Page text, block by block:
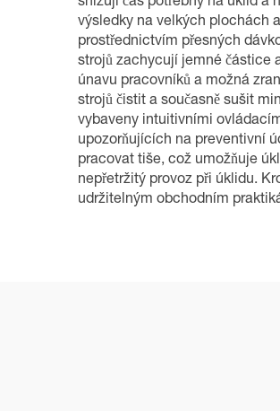
výsledky na velkých plochách
prostřednictvím přesných
strojů zachycují jemné částice
únavu pracovníků a možná
strojů čistit a současně sušit
vybaveny intuitivními
upozorňujících na preventivní
pracovat tiše, což umožňuje
nepřetržitý provoz při úklidu.
udržitelným obchodním